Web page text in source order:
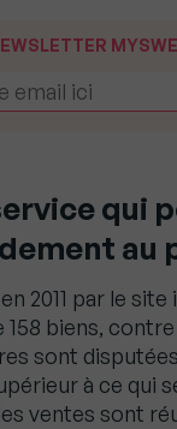
qui
au
2011 par le
158 biens,
sont
à ce qui
ventes sont